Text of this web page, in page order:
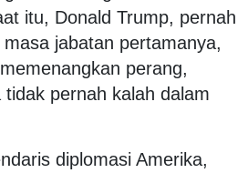
itu, Donald Trump, pernah
jabatan pertamanya,
perang,
pernah kalah dalam
diplomasi Amerika,